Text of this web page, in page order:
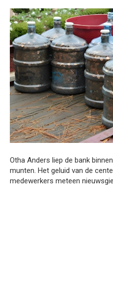
Otha Anders liep de bank
munten. Het geluid van de
medewerkers meteen